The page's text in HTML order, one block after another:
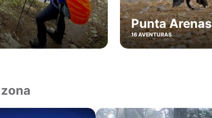
Punta Arenas
16 AVENTURAS